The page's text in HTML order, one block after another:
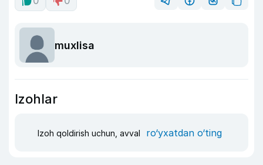
muxlisa
Izohlar
Izoh qoldirish uchun, avval ro‘yxatdan o‘ting